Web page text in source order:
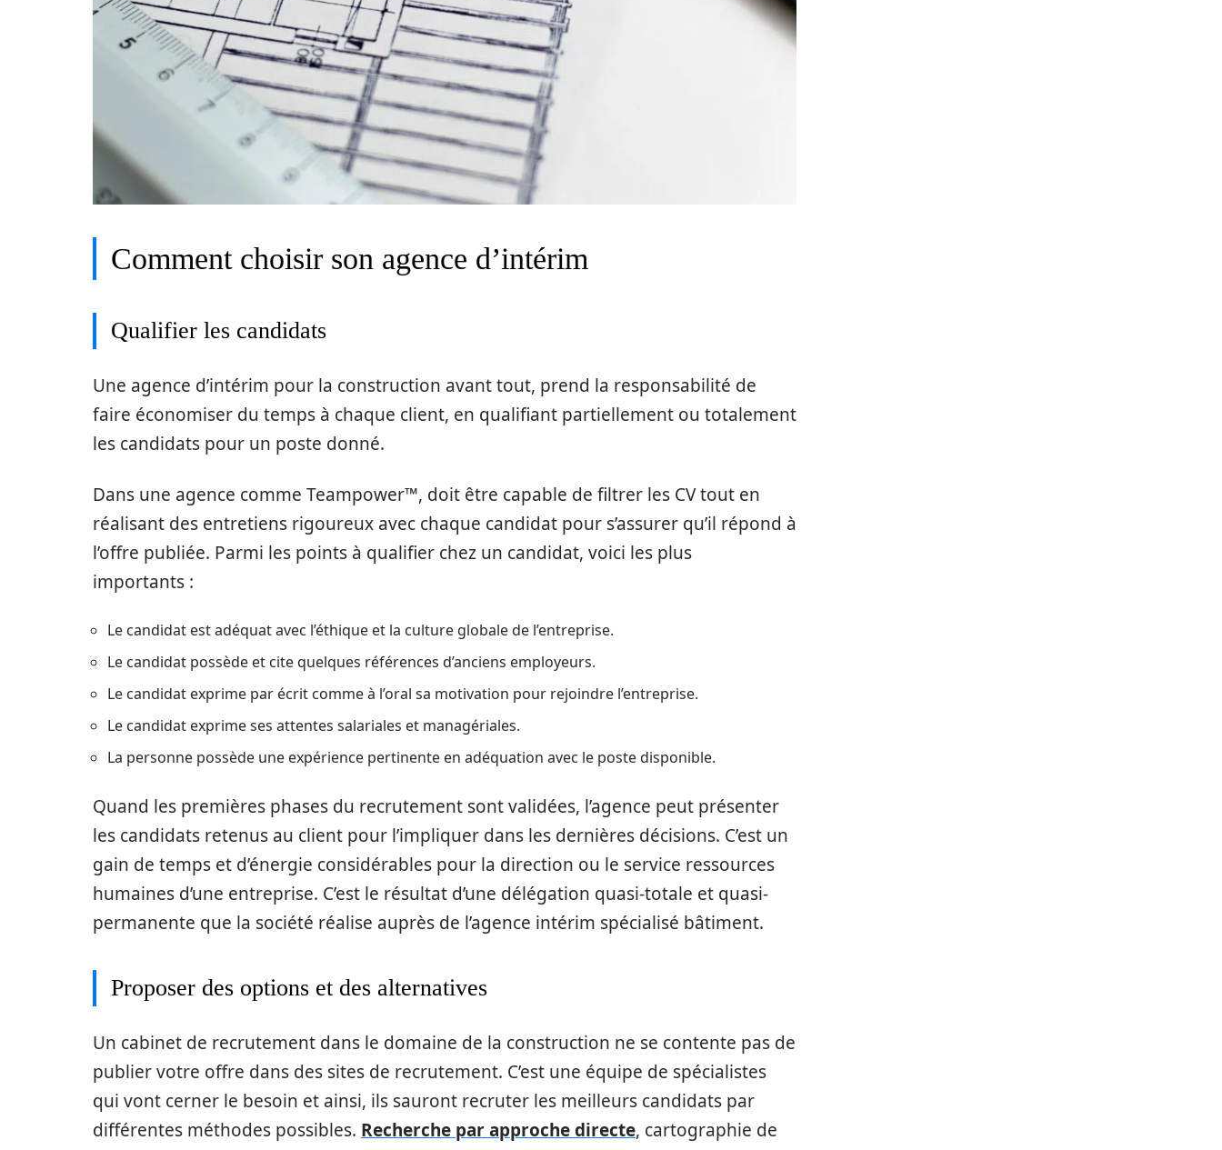
Comment choisir son agence d’intérim
Qualifier les candidats
Une agence d’intérim pour la construction avant tout, prend la responsabilité de
faire économiser du temps à chaque client, en qualifiant partiellement ou totalement
les candidats pour un poste donné.
Dans une agence comme Teampower™, doit être capable de filtrer les CV tout en
réalisant des entretiens rigoureux avec chaque candidat pour s’assurer qu’il répond à
l’offre publiée. Parmi les points à qualifier chez un candidat, voici les plus
importants :
Le candidat est adéquat avec l’éthique et la culture globale de l’entreprise.
Le candidat possède et cite quelques références d’anciens employeurs.
Le candidat exprime par écrit comme à l’oral sa motivation pour rejoindre l’entreprise.
Le candidat exprime ses attentes salariales et managériales.
La personne possède une expérience pertinente en adéquation avec le poste disponible.
Quand les premières phases du recrutement sont validées, l’agence peut présenter
les candidats retenus au client pour l’impliquer dans les dernières décisions. C’est un
gain de temps et d’énergie considérables pour la direction ou le service ressources
humaines d’une entreprise. C’est le résultat d’une délégation quasi-totale et quasi-
permanente que la société réalise auprès de l’agence intérim spécialisé bâtiment.
Proposer des options et des alternatives
Un cabinet de recrutement dans le domaine de la construction ne se contente pas de
publier votre offre dans des sites de recrutement. C’est une équipe de spécialistes
qui vont cerner le besoin et ainsi, ils sauront recruter les meilleurs candidats par
différentes méthodes possibles. Recherche par approche directe, cartographie de